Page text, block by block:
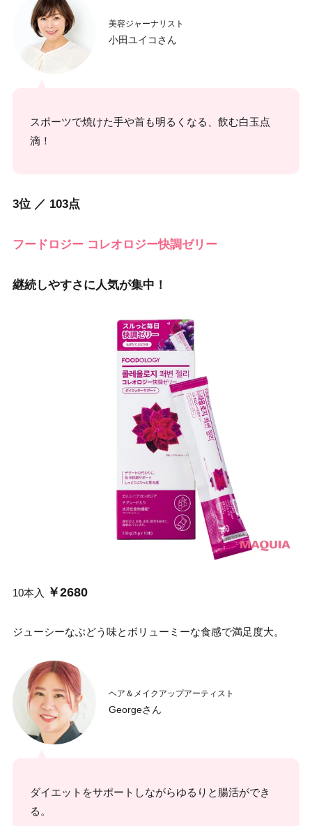
美容ジャーナリスト
小田ユイコさん
スポーツで焼けた手や首も明るくなる、飲む白玉点
滴！
3位 ／ 103点
フードロジー コレオロジー快調ゼリー
継続しやすさに人気が集中！
10本入 ￥2680
ジューシーなぶどう味とボリューミーな食感で満足度大。
ヘア＆メイクアップアーティスト
Georgeさん
ダイエットをサポートしながらゆるりと腸活ができ
る。